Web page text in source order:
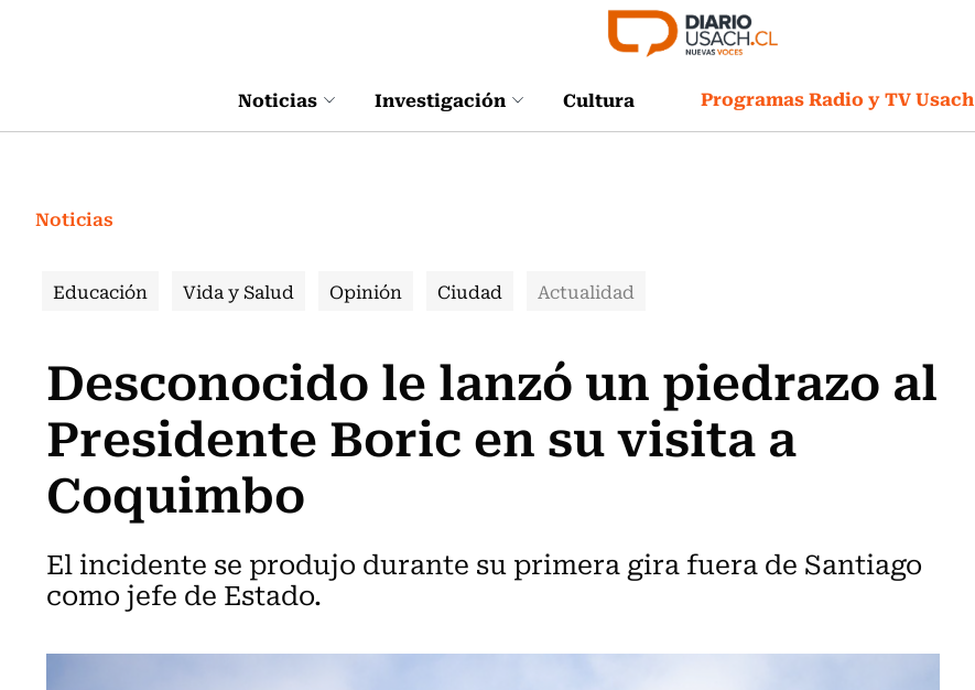
Noticias Investigación Cultura Programas Radio y TV Usach
Noticias
Educación Vida y Salud Opinión Ciudad Actualidad
Desconocido le lanzó un piedrazo al
Presidente Boric en su visita a
Coquimbo
El incidente se produjo durante su primera gira fuera de Santiago
como jefe de Estado.